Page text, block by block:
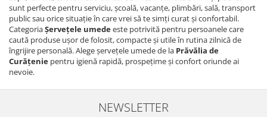
sunt perfecte pentru serviciu, școală, vacanțe, plimbări, sală, transport
public sau orice situație în care vrei să te simți curat și confortabil.
CategoriaȘervețele umedeeste potrivită pentru persoanele care
caută produse ușor de folosit, compacte și utile în rutina zilnică de
îngrijire personală. Alege șervețele umede de la Prăvălia de
Curățenie pentru igienă rapidă, prospețime și confort oriunde ai
nevoie.
NEWSLETTER